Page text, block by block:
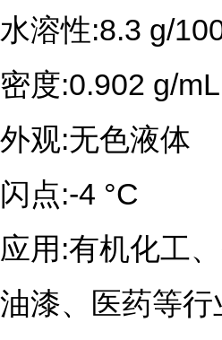
水溶性:8.3 g/
密度:0.902 g/mL
外观:无色液体
闪点:-4 °C
应用:有机化工、
油漆、医药等行